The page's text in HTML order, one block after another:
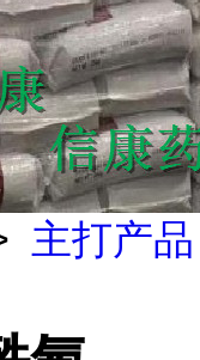
主打产品